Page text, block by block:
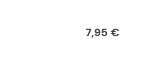
7,95€